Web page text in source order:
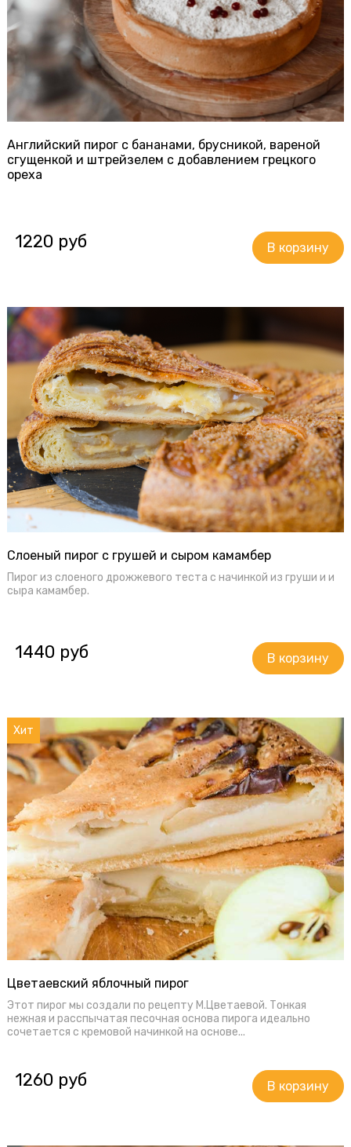
Английский пирог с бананами, брусникой, вареной
сгущенкой и штрейзелем с добавлением грецкого
ореха
1220 руб
Слоеный пирог с грушей и сыром камамбер
Пирог из слоеного дрожжевого теста с начинкой из груши и и
сыра камамбер.
1440 руб
Хит
Цветаевский яблочный пирог
Этот пирог мы создали по рецепту М.Цветаевой. Тонкая
нежная и расспычатая песочная основа пирога идеально
сочетается с кремовой начинкой на основе...
1260 руб